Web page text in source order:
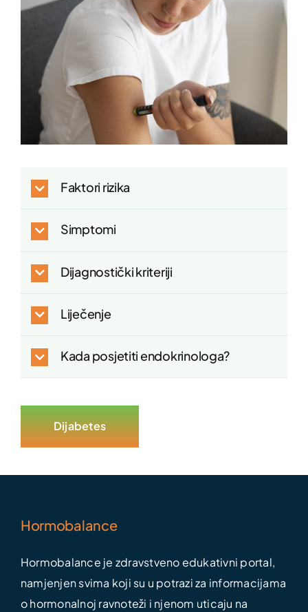
Faktori rizika
Simptomi
Dijagnostički kriteriji
Liječenje
Kada posjetiti endokrinologa?
Dijabetes
Hormobalance
Hormobalance je zdravstveno edukativni portal,
namjenjen svima koji su u potrazi za informacijama
o hormonalnoj ravnoteži i njenom uticaju na